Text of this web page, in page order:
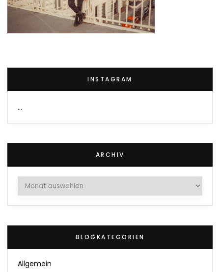
INSTAGRAM
…
ARCHIV
Archiv
BLOGKATEGORIEN
Allgemein